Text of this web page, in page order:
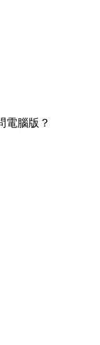
電腦版？